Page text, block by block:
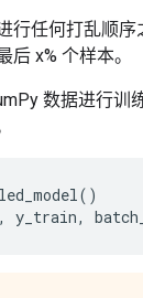
行任何打乱顺序
x% 个样本。
数据进行训
()
, y_train,